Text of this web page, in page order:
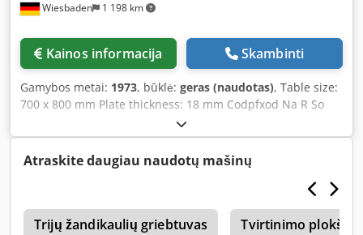
Wiesbaden 1 198 km
Kainos informacija Skambinti
Gamybos metai: 1973, būklė: geras (naudotas), Table size:
700 x 800 mm Plate thickness: 18 mm Codpfxod Na R So
Amyerf Table height above floor: 830 mm
Atraskite daugiau naudotų mašinų
Trijų žandikaulių griebtuvas Tvirtinimo plokštės